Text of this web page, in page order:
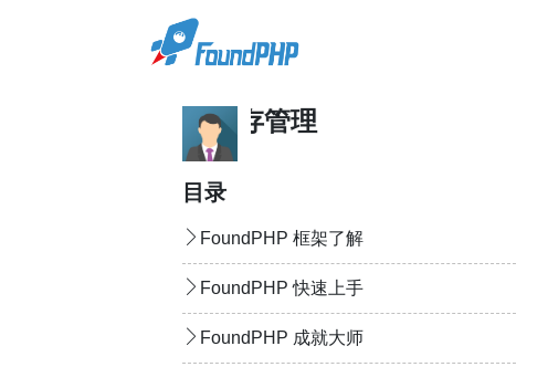
Template 缓存管理
目录
FoundPHP 框架了解
FoundPHP 快速上手
FoundPHP 成就大师